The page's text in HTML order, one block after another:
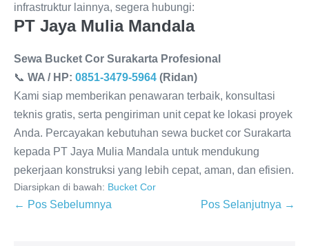
infrastruktur lainnya, segera hubungi:
PT Jaya Mulia Mandala
Sewa Bucket Cor Surakarta Profesional
📞 WA / HP: 0851-3479-5964 (Ridan)
Kami siap memberikan penawaran terbaik, konsultasi
teknis gratis, serta pengiriman unit cepat ke lokasi proyek
Anda. Percayakan kebutuhan sewa bucket cor Surakarta
kepada PT Jaya Mulia Mandala untuk mendukung
pekerjaan konstruksi yang lebih cepat, aman, dan efisien.
Diarsipkan di bawah: Bucket Cor
← Pos Sebelumnya Pos Selanjutnya →